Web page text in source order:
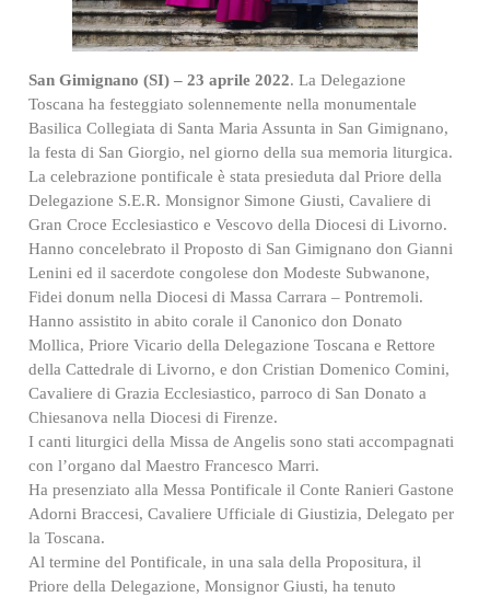
San Gimignano (SI) – 23 aprile 2022. La Delegazione
Toscana ha festeggiato solennemente nella monumentale
Basilica Collegiata di Santa Maria Assunta in San Gimignano,
la festa di San Giorgio, nel giorno della sua memoria liturgica.
La celebrazione pontificale è stata presieduta dal Priore della
Delegazione S.E.R. Monsignor Simone Giusti, Cavaliere di
Gran Croce Ecclesiastico e Vescovo della Diocesi di Livorno.
Hanno concelebrato il Proposto di San Gimignano don Gianni
Lenini ed il sacerdote congolese don Modeste Subwanone,
Fidei donum nella Diocesi di Massa Carrara – Pontremoli.
Hanno assistito in abito corale il Canonico don Donato
Mollica, Priore Vicario della Delegazione Toscana e Rettore
della Cattedrale di Livorno, e don Cristian Domenico Comini,
Cavaliere di Grazia Ecclesiastico, parroco di San Donato a
Chiesanova nella Diocesi di Firenze.
I canti liturgici della Missa de Angelis sono stati accompagnati
con l’organo dal Maestro Francesco Marri.
Ha presenziato alla Messa Pontificale il Conte Ranieri Gastone
Adorni Braccesi, Cavaliere Ufficiale di Giustizia, Delegato per
la Toscana.
Al termine del Pontificale, in una sala della Propositura, il
Priore della Delegazione, Monsignor Giusti, ha tenuto